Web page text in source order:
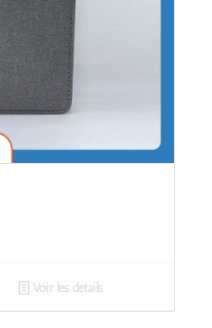
Voir les détails